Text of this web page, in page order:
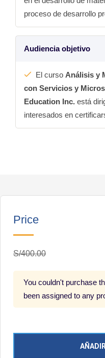
proceso de desarrollo
Audiencia objetivo
El curso Análisis y
con Servicios y
Education Inc. está
interesados en
Price
S/400.00
You couldn't purchase
been assigned to any